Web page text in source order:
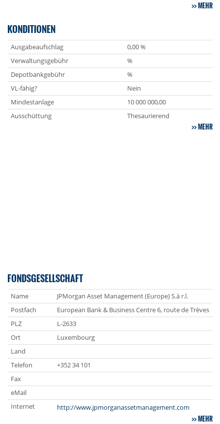
MEHR
KONDITIONEN
Ausgabeaufschlag
0,00 %
Verwaltungsgebühr
%
Depotbankgebühr
%
VL-fähig?
Nein
Mindestanlage
10 000 000,00
Ausschüttung
Thesaurierend
MEHR
FONDSGESELLSCHAFT
Name
JPMorgan Asset Management (Europe) S.à r.l.
Postfach
European Bank & Business Centre 6, route de Trèves
PLZ
L-2633
Ort
Luxembourg
Land
Telefon
+352 34 101
Fax
eMail
Internet
http://www.jpmorganassetmanagement.com
MEHR